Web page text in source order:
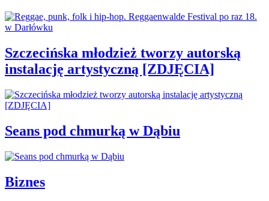
Szczecińska młodzież tworzy autorską
instalację artystyczną [ZDJĘCIA]
Seans pod chmurką w Dąbiu
Biznes